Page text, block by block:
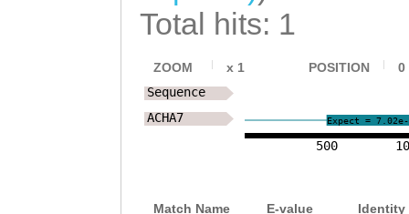
Total hits: 1
ZOOM x 1 POSITION 0
500
Expect =
Sequence
ACHA7
Match Name E-value Identity